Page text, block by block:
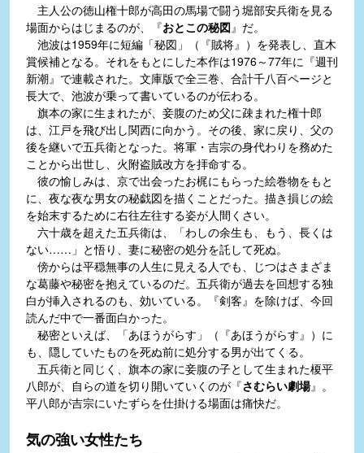
主人公の徳山権十郎が高田の馬場で闘う堀部安兵衛を見る
場面からはじまるのが、『おとこの秘図 』だ。
池波は1959年に短編「秘図」（『賊将』）を発表し、直木
賞候補となる。それをもとにした本作は1976～77年に『週刊
新潮』で連載された。文庫版で全三巻、合計千八百ページと
長大で、池波が乗って書いているのが伝わる。
旗本の家に生まれたが、妾腹のため父に疎まれた権十郎
は、江戸を飛び出し関西に向かう。その後、家に戻り、父の
後を継いで五兵衛となった。将軍・吉宗の身代わりを務めた
ことから出世し、火附盗賊改方を拝命する。
彼の愉しみは、京で出会ったお梶にもらった絵巻物をもと
に、夜な夜な男女の秘戯図を描くことだった。描き損じの絵
を始末するために右往左往する姿が人間くさい。
六十歳を超えた五兵衛は、「わしの余生も、もう、長くは
ない……」と悟り、妻に秘密の処分を託して死ぬ。
傍からは平穏無事の人生に見える人でも、じつはさまざま
な葛藤や秘密を抱えているのだ。五兵衛が過去を回想する独
白が挿入されるのも、効いている。『剣客』を除けば、今回
読んだ中で一番面白かった。
秘密といえば、「あほうがらす」（『あほうがらす』）に
も、隠していたものを死ぬ前に処分する男が出てくる。
五兵衛と同じく、旗本の家に妾腹の子として生まれた榎平
八郎が、自らの道を切り開いていくのが『さむらい劇場』。
平八郎が吉宗にいたずらを仕掛ける場面は痛快だ。
気の強い女性たち